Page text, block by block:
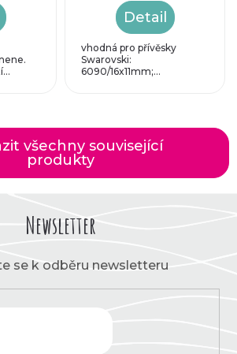
Detail
vhodná pro přívěsky
Swarovski:
6090/16x11mm;...
všechny související
produkty
Newsletter
se k odběru newsletteru